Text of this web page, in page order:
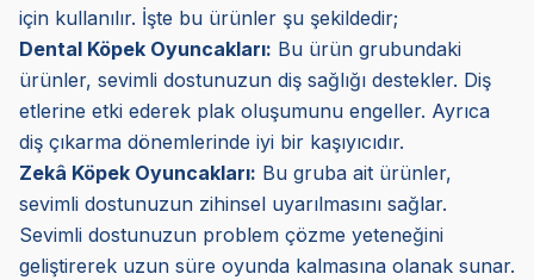
için kullanılır. İşte bu ürünler şu şekildedir;
Dental Köpek Oyuncakları: Bu ürün grubundaki
ürünler, sevimli dostunuzun diş sağlığı destekler. Diş
etlerine etki ederek plak oluşumunu engeller. Ayrıca
diş çıkarma dönemlerinde iyi bir kaşıyıcıdır.
Zekâ Köpek Oyuncakları: Bu gruba ait ürünler,
sevimli dostunuzun zihinsel uyarılmasını sağlar.
Sevimli dostunuzun problem çözme yeteneğini
geliştirerek uzun süre oyunda kalmasına olanak sunar.